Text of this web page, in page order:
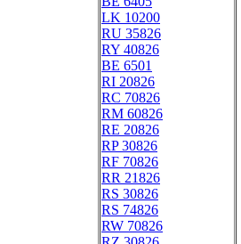
LK 10200
RU 35826
RY 40826
BE 6501
RI 20826
RC 70826
RM 60826
RE 20826
RP 30826
RF 70826
RR 21826
RS 30826
RS 74826
RW 70826